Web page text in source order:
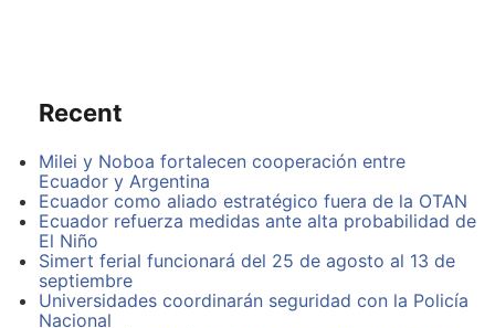
de fábrica y le informaron que delante del terreno
había una franja municipal y que debía comprarla,
franja, iniciando el proceso de compra venta.
Denuncia del Ing. Bolívar Loján Fierro, en el noticiero
Prensa Radial de SRRADIO
Recent
Milei y Noboa fortalecen cooperación entre
Ecuador y Argentina
Ecuador como aliado estratégico fuera de la OTAN
Ecuador refuerza medidas ante alta probabilidad de
El Niño
Simert ferial funcionará del 25 de agosto al 13 de
septiembre
Universidades coordinarán seguridad con la Policía
Nacional